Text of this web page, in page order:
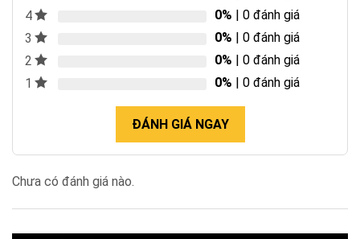
4
0% | 0 đánh giá
3
0% | 0 đánh giá
2
0% | 0 đánh giá
1
0% | 0 đánh giá
ĐÁNH GIÁ NGAY
Chưa có đánh giá nào.